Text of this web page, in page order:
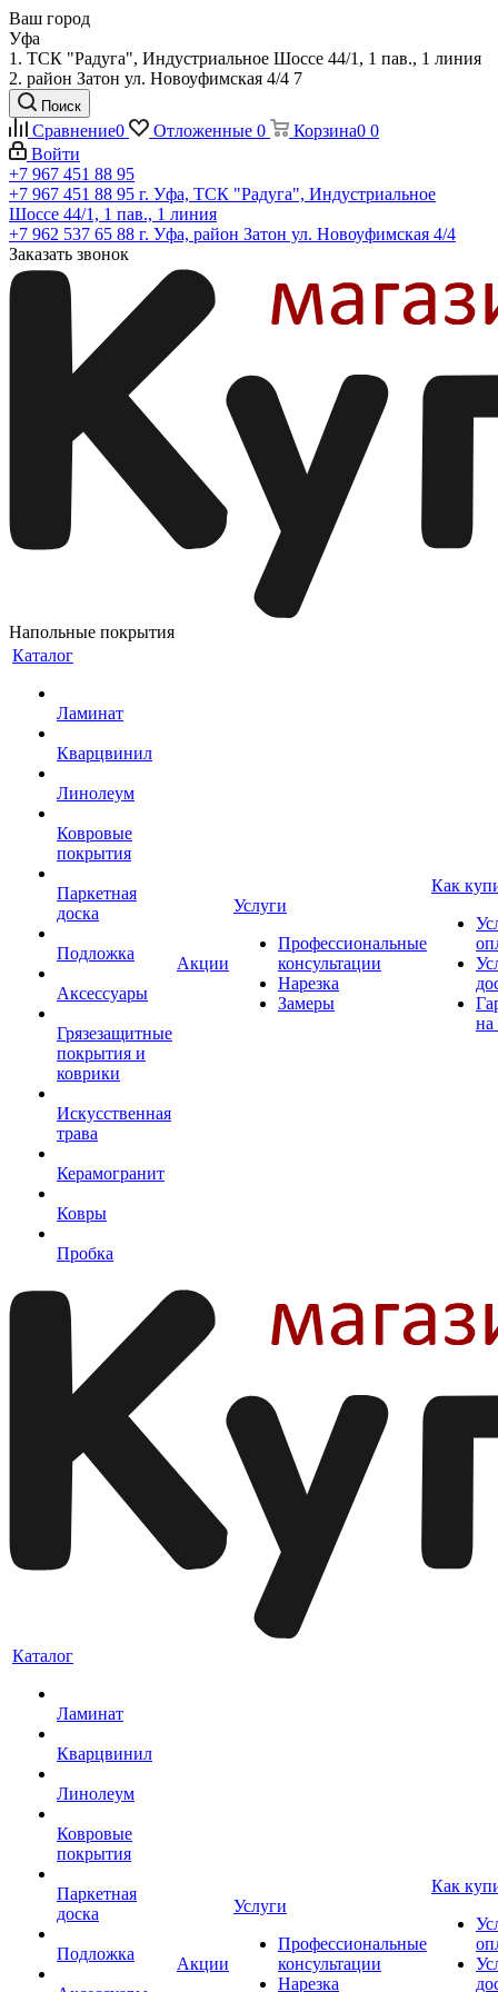
Ваш город
Уфа
1. ТСК "Радуга", Индустриальное Шоссе 44/1, 1 пав., 1 линия
2. район Затон ул. Новоуфимская 4/4 7
Поиск
Сравнение0 Отложенные 0 Корзина0 0
Войти
+7 967 451 88 95
+7 967 451 88 95 г. Уфа, ТСК "Радуга", Индустриальное
Шоссе 44/1, 1 пав., 1 линия
+7 962 537 65 88 г. Уфа, район Затон ул. Новоуфимская 4/4
Заказать звонок
Напольные покрытия
Каталог
Ламинат
Кварцвинил
Линолеум
Ковровые
покрытия
Паркетная
доска
Подложка
Аксессуары
Грязезащитные
покрытия и
коврики
Искусственная
трава
Керамогранит
Ковры
Пробка
Акции
Услуги
Профессиональные
консультации
Нарезка
Замеры
Как
на
Каталог
Ламинат
Кварцвинил
Линолеум
Ковровые
покрытия
Паркетная
доска
Подложка
Акции
Услуги
Профессиональные
консультации
Нарезка
Как